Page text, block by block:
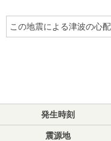
この地震による津波の心
発生時刻
震源地